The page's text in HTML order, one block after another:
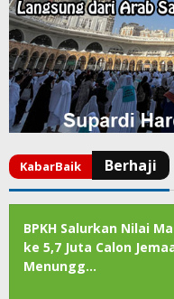
BPKH Salurkan Nilai
ke 5,7 Juta Calon
Menungg…